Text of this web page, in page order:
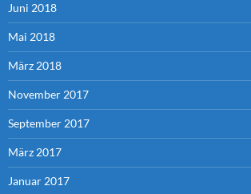
Juni 2018
Mai 2018
März 2018
November 2017
September 2017
März 2017
Januar 2017